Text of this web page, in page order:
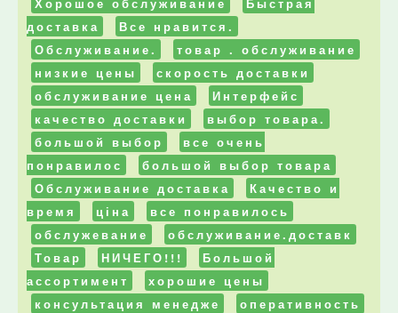
доставка
Все нравится.
Обслуживание.
товар . обслуживание
низкие цены
скорость доставки
обслуживание цена
Интерфейс
качество доставки
выбор товара.
большой выбор
все очень
понравилос
большой выбор товара
Обслуживание доставка
Качество и
время
ціна
все понравилось
обслужевание
обслуживание.доставк
Товар
НИЧЕГО!!!
Большой
ассортимент
хорошие цены
консультация менедже
оперативность